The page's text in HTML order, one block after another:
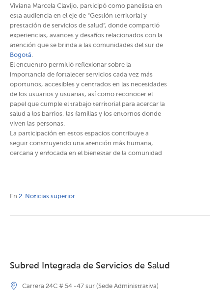
Viviana Marcela Clavijo, participó como panelista en
esta audiencia en el eje de “Gestión territorial y
prestación de servicios de salud”, donde compartió
experiencias, avances y desafíos relacionados con la
atención que se brinda a las comunidades del sur de
Bogotá.
El encuentro permitió reflexionar sobre la
importancia de fortalecer servicios cada vez más
oportunos, accesibles y centrados en las necesidades
de los usuarios y usuarias, así como reconocer el
papel que cumple el trabajo territorial para acercar la
salud a los barrios, las familias y los entornos donde
viven las personas.
La participación en estos espacios contribuye a
seguir construyendo una atención más humana,
cercana y enfocada en el bienestar de la comunidad
En 2. Noticias superior
Subred Integrada de Servicios de Salud
Carrera 24C # 54 -47 sur (Sede Administrativa)